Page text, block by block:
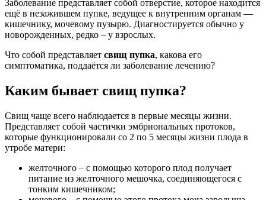
Заболевание представляет собой отверстие, которое находится
ещё в незажившем пупке, ведущее к внутренним органам —
кишечнику, мочевому пузырю. Диагностируется обычно у
новорожденных, редко – у взрослых.
Что собой представляет свищ пупка, какова его
симптоматика, поддаётся ли заболевание лечению?
Каким бывает свищ пупка?
Свищ чаще всего наблюдается в первые месяцы жизни.
Представляет собой частички эмбриональных протоков,
которые функционировали со 2 по 5 месяцы жизни плода в
утробе матери:
желточного – с помощью которого плод получает
питание из желточного мешочка, соединяющегося с
тонким кишечником;